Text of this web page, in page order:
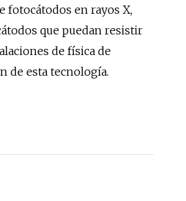
fotocátodos en rayos X,
que puedan resistir
de física de
de esta tecnología.